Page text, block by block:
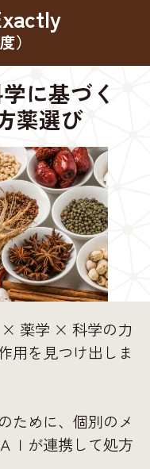
）
に基づく
薬選び
× 薬学 × 科学の力
用を見つけ出しま
ために、個別のメ
Ｉが連携して処方